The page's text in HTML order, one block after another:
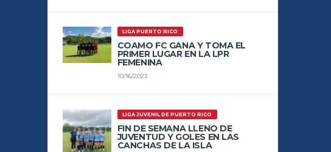
LIGA PUERTO RICO
COAMO FC GANA Y TOMA EL
PRIMER LUGAR EN LA LPR
FEMENINA
10/16/2023
LIGA JUVENIL DE PUERTO RICO
FIN DE SEMANA LLENO DE
JUVENTUD Y GOLES EN LAS
CANCHAS DE LA ISLA